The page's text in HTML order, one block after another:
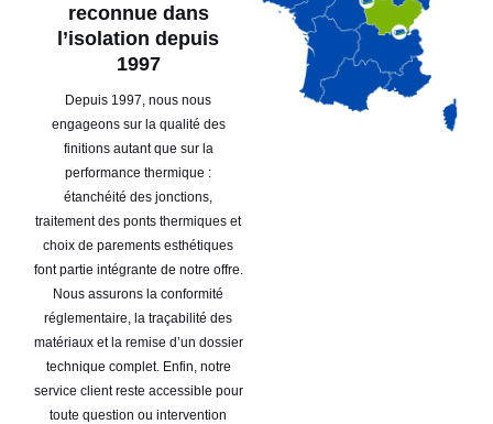
reconnue dans
l’isolation depuis
1997
Depuis 1997, nous nous
engageons sur la qualité des
finitions autant que sur la
performance thermique :
étanchéité des jonctions,
traitement des ponts thermiques et
choix de parements esthétiques
font partie intégrante de notre offre.
Nous assurons la conformité
réglementaire, la traçabilité des
matériaux et la remise d’un dossier
technique complet. Enfin, notre
service client reste accessible pour
toute question ou intervention